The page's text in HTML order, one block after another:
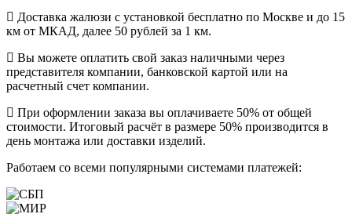
Доставка жалюзи с установкой бесплатно по Москве и до 15
км от МКАД, далее 50 рублей за 1 км.
Вы можете оплатить свой заказ наличными через
представителя компании, банковской картой или на
расчетный счет компании.
При оформлении заказа вы оплачиваете 50% от общей
стоимости. Итоговый расчёт в размере 50% производится в
день монтажа или доставки изделий.
Работаем со всеми популярными системами платежей: